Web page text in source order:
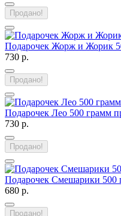
Продано!
Подарочек Жорж и Жорик
730 р.
Продано!
Подарочек Лео 500 грамм
730 р.
Продано!
Подарочек Смешарики 500
680 р.
Продано!